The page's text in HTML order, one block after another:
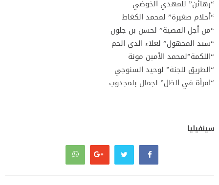
“رهائن” للمهدي الخوضي
“أحلام صغيرة” لمحمد الكغاط
“من أجل القضية” لحسن بن جلون
“سيد المجهول” لعلاء الدي الجم
“اللكمة”لمحمد الأمين مونة
“الطريق للجنة” لوحيد السنوجي
“امرأة في الظل” لجمال بلمجدوب
سينفيليا